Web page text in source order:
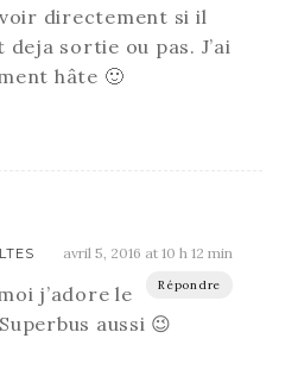
directement si il
deja sortie ou pas. J’ai
hâte 🙂
avril 5, 2016 at 10 h 12 min
Répondre
j’adore le
aussi 😉